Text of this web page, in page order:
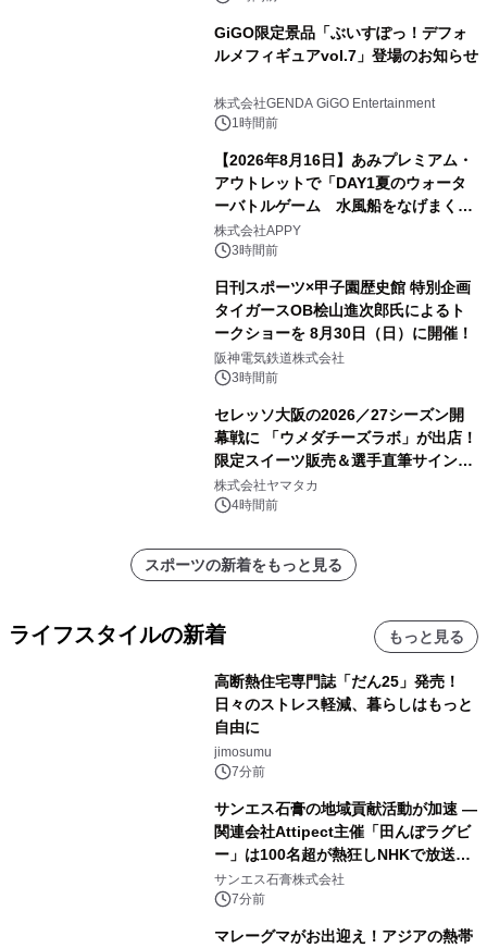
GiGO限定景品「ぶいすぽっ！デフォ
ルメフィギュアvol.7」登場のお知らせ
株式会社GENDA GiGO Entertainment
1時間前
【2026年8月16日】あみプレミアム・
アウトレットで「DAY1夏のウォータ
ーバトルゲーム 水風船をなげまくろ
う！」を開催
株式会社APPY
3時間前
日刊スポーツ×甲子園歴史館 特別企画
タイガースOB桧山進次郎氏によるト
ークショーを 8月30日（日）に開催！
阪神電気鉄道株式会社
3時間前
セレッソ大阪の2026／27シーズン開
幕戦に 「ウメダチーズラボ」が出店！
限定スイーツ販売＆選手直筆サイング
ッズが当たる抽選会を 8月8日に開催
株式会社ヤマタカ
4時間前
スポーツの新着をもっと見る
ライフスタイルの新着 もっと見る
高断熱住宅専門誌「だん25」発売！
日々のストレス軽減、暮らしはもっと
自由に
jimosumu
7分前
サンエス石膏の地域貢献活動が加速 ―
関連会社Attipect主催「田んぼラグビ
ー」は100名超が熱狂しNHKで放送さ
れました。
サンエス石膏株式会社
7分前
マレーグマがお出迎え！アジアの熱帯